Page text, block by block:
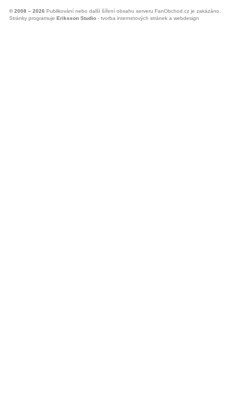
© 2008 – 2026 Publikování nebo další šíření obsahu serveru FanObchod.cz je zakázáno.
Stránky programuje Eriksson Studio - tvorba internetových stránek a webdesign